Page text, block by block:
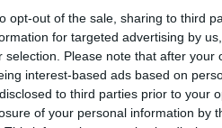
opt-out of the sale, sharing to third
for targeted advertising by
selection. Please note that after
interest-based ads based on
to third parties prior to your
of your personal information by
ott volt a levegőben.
Bár a
ez, de „
” - mondták, arra utalva,